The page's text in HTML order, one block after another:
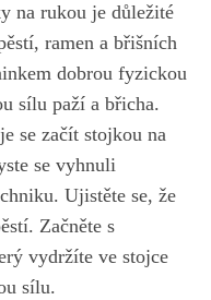
na rukou je důležité‍
⁣ramen a ‍břišních
dobrou fyzickou
sílu paží a břicha.
se začít stojkou na‍
se vyhnuli
Ujistěte‌ se, že
Začněte s⁣
vydržíte ve stojce
sílu.